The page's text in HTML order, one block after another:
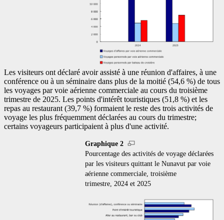
Les visiteurs ont déclaré avoir assisté à une réunion d'affaires, à une
conférence ou à un séminaire dans plus de la moitié (54,6 %) de tous
les voyages par voie aérienne commerciale au cours du troisième
trimestre de 2025. Les points d'intérêt touristiques (51,8 %) et les
repas au restaurant (39,7 %) formaient le reste des trois activités de
voyage les plus fréquemment déclarées au cours du trimestre;
certains voyageurs participaient à plus d'une activité.
Graphique 2
Pourcentage des activités de voyage déclarées
par les visiteurs quittant le Nunavut par voie
aérienne commerciale, troisième
trimestre, 2024 et 2025